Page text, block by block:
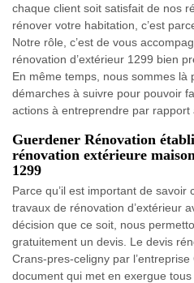
chaque client soit satisfait de nos
rénover votre habitation, c’est
Notre rôle, c’est de vous
rénovation d’extérieur 1299 bien
En même temps, nous sommes là
démarches à suivre pour pouvoir
actions à entreprendre par rapport
Guerdener Rénovation
rénovation extérieure
1299
Parce qu’il est important de
travaux de rénovation d’extérieur
décision que ce soit, nous
gratuitement un devis. Le devis
Crans-pres-celigny par
document qui met en exergue